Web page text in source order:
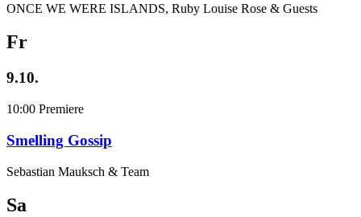
ONCE WE WERE ISLANDS, Ruby Louise Rose & Guests
Fr
9.10.
10:00 Premiere
Smelling Gossip
Sebastian Mauksch & Team
Sa